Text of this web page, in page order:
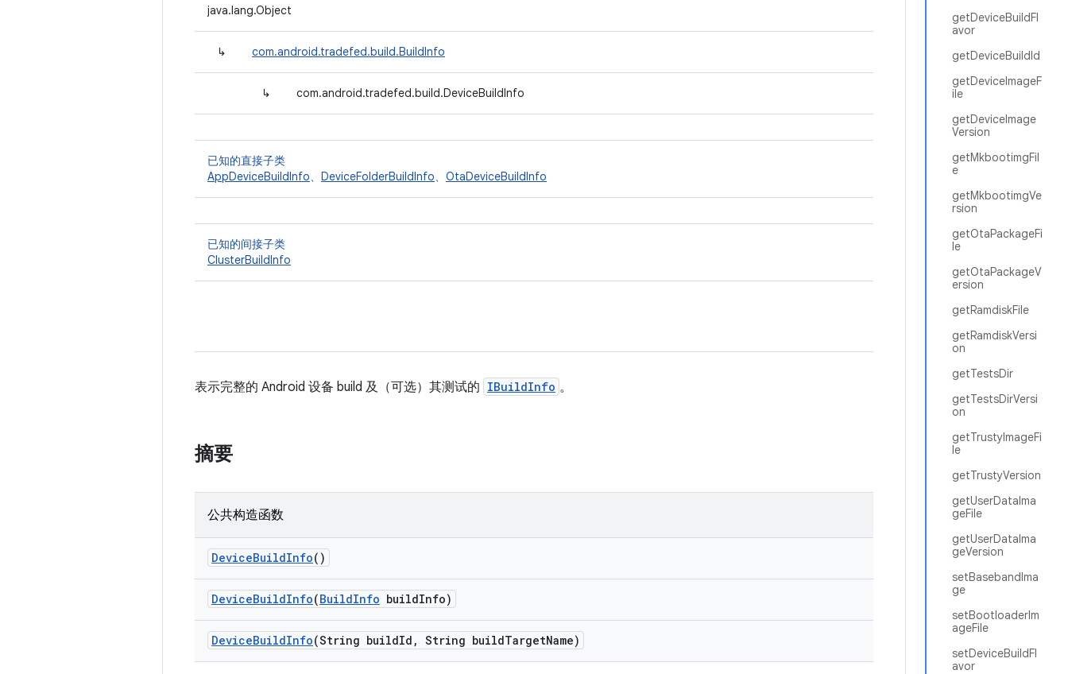
getDeviceBuildFl
avor
getDeviceBuildId
getDeviceImageF
ile
getDeviceImage
Version
getMkbootimgFil
e
getMkbootimgVe
rsion
getOtaPackageFi
le
getOtaPackageV
ersion
getRamdiskFile
getRamdiskVersi
on
getTestsDir
getTestsDirVersi
on
getTrustyImageFi
le
getTrustyVersion
getUserDataIma
geFile
getUserDataIma
geVersion
setBasebandIma
ge
setBootloaderIm
ageFile
setDeviceBuildFl
avor
java.lang.Object
↳ com.android.tradefed.build.BuildInfo
↳ com.android.tradefed.build.DeviceBuildInfo
已知的直接子类
AppDeviceBuildInfo、 DeviceFolderBuildInfo、 OtaDeviceBuildInfo
已知的间接子类
ClusterBuildInfo
表示完整的 Android 设备 build 及（可选）其测试的 IBuildInfo 。
摘要
公共构造函数
DeviceBuildInfo()
DeviceBuildInfo(BuildInfo buildInfo)
DeviceBuildInfo(String buildId , String buildTargetName)